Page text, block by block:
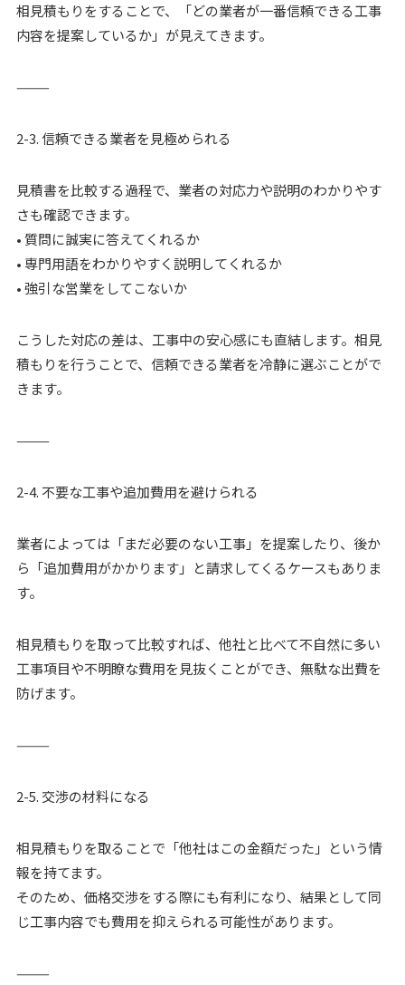
相見積もりをすることで、「どの業者が一番信頼できる工事
内容を提案しているか」が見えてきます。
⸻
2-3. 信頼できる業者を見極められる
見積書を比較する過程で、業者の対応力や説明のわかりやす
さも確認できます。
• 質問に誠実に答えてくれるか
• 専門用語をわかりやすく説明してくれるか
• 強引な営業をしてこないか
こうした対応の差は、工事中の安心感にも直結します。相見
積もりを行うことで、信頼できる業者を冷静に選ぶことがで
きます。
⸻
2-4. 不要な工事や追加費用を避けられる
業者によっては「まだ必要のない工事」を提案したり、後か
ら「追加費用がかかります」と請求してくるケースもありま
す。
相見積もりを取って比較すれば、他社と比べて不自然に多い
工事項目や不明瞭な費用を見抜くことができ、無駄な出費を
防げます。
⸻
2-5. 交渉の材料になる
相見積もりを取ることで「他社はこの金額だった」という情
報を持てます。
そのため、価格交渉をする際にも有利になり、結果として同
じ工事内容でも費用を抑えられる可能性があります。
⸻